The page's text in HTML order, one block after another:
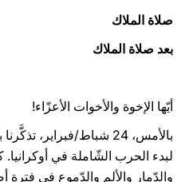
صلاة الملاك
بعد صلاة الملاك
أيّها الإخوة والأخوات الأعزّاء!
بالأمس، 24 شباط/فبراير،
لبدء الحرب الشّاملة في
والدّمار والألم والدّموع في فترة